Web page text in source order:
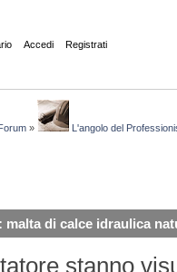
Accedi Registrati
» L'angolo del
malta di calce idraulica
stanno